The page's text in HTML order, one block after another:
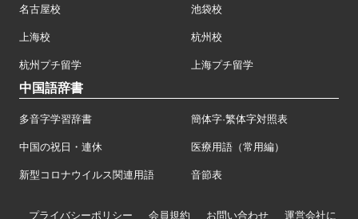
名古屋校 池袋校
上海校 杭州校
杭州プチ留学 上海プチ留学
中国語辞書
多音字学習辞書 簡体字·繁体字対照表
中国の祝日・連休 医療用語（常用編）
新型コロナウイルス関連用語 音節表
プライバシーポリシー 会員規約 お問い合わせ 運営会社に